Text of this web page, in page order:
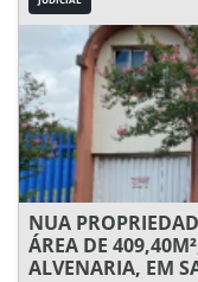
NUA
ÁREA DE
ALVENARIA, EM